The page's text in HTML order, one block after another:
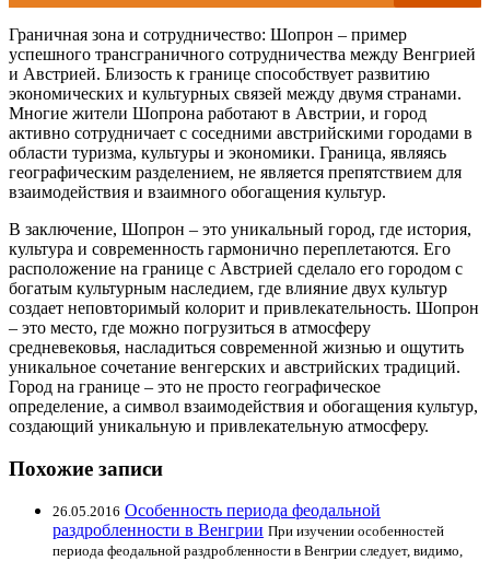
Граничная зона и сотрудничество: Шопрон – пример
успешного трансграничного сотрудничества между Венгрией
и Австрией. Близость к границе способствует развитию
экономических и культурных связей между двумя странами.
Многие жители Шопрона работают в Австрии, и город
активно сотрудничает с соседними австрийскими городами в
области туризма, культуры и экономики. Граница, являясь
географическим разделением, не является препятствием для
взаимодействия и взаимного обогащения культур.
В заключение, Шопрон – это уникальный город, где история,
культура и современность гармонично переплетаются. Его
расположение на границе с Австрией сделало его городом с
богатым культурным наследием, где влияние двух культур
создает неповторимый колорит и привлекательность. Шопрон
– это место, где можно погрузиться в атмосферу
средневековья, насладиться современной жизнью и ощутить
уникальное сочетание венгерских и австрийских традиций.
Город на границе – это не просто географическое
определение, а символ взаимодействия и обогащения культур,
создающий уникальную и привлекательную атмосферу.
Похожие записи
26.05.2016 Особенность периода феодальной
раздробленности в Венгрии При изучении особенностей
периода феодальной раздробленности в Венгрии следует, видимо,